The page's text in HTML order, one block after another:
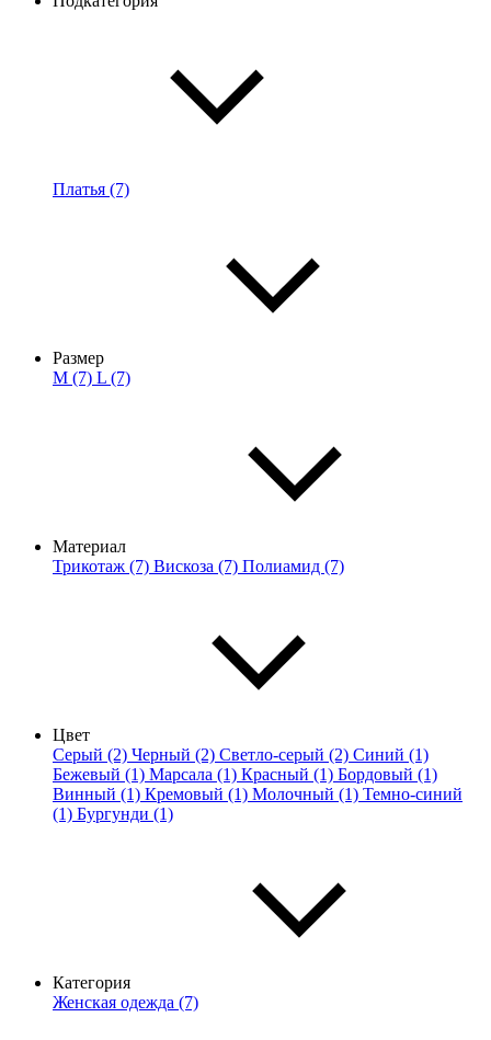
Платья (7)
Размер
M (7) L (7)
Материал
Трикотаж (7) Вискоза (7) Полиамид (7)
Цвет
Серый (2) Черный (2) Светло-серый (2) Синий (1)
Бежевый (1) Марсала (1) Красный (1) Бордовый (1)
Винный (1) Кремовый (1) Молочный (1) Темно-синий
(1) Бургунди (1)
Категория
Женская одежда (7)